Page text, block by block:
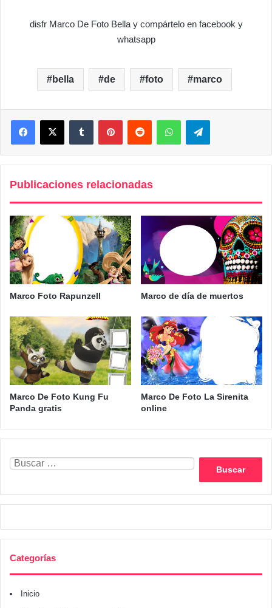
disfr Marco De Foto Bella y compártelo en facebook y
whatsapp
bella de foto marco
FacebookX Tumblr PinterestReddit WhatsAppTelegram
Publicaciones relacionadas
Marco Foto Rapunzell Marco de día de muertos
Marco De Foto Kung Fu
Panda gratis
Marco De Foto La Sirenita
online
Categorías
Inicio